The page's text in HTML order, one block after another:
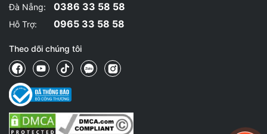
Đà Nẵng: 0386 33 58 58
Hỗ Trợ: 0965 33 58 58
Theo dõi chúng tôi